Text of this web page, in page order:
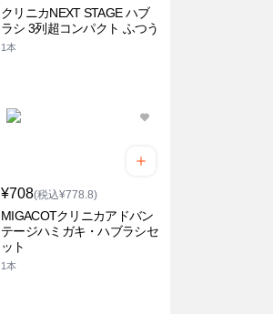
クリニカNEXT STAGE ハブ
ラシ 3列超コンパクト ふつう
1本
¥708(税込¥778.8)
MIGACOTクリニカアドバン
テージハミガキ・ハブラシセ
ット
1本